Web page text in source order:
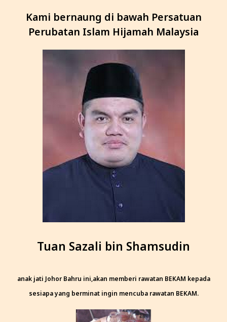
Kami bernaung di bawah Persatuan
Perubatan Islam Hijamah Malaysia
Tuan Sazali bin Shamsudin
anak jati Johor Bahru ini,akan memberi rawatan BEKAM kepada
sesiapa yang berminat ingin mencuba rawatan BEKAM.